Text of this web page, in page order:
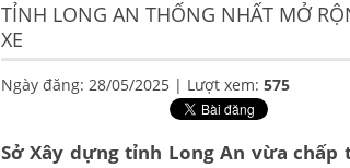
TỈNH LONG AN THỐNG NHẤT MỞ
XE
Ngày đăng: 28/05/2025 | Lượt xem: 575
Sở Xây dựng tỉnh Long An vừa